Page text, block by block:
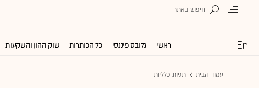
ראשי גלובס פיננסי כל הכותרות שוק ההון והשקעות
עמוד הבית תגיות כלליות